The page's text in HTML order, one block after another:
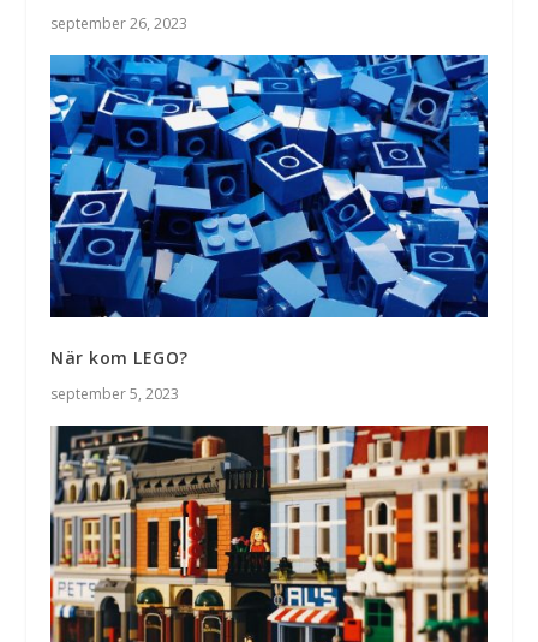
september 26, 2023
När kom LEGO?
september 5, 2023